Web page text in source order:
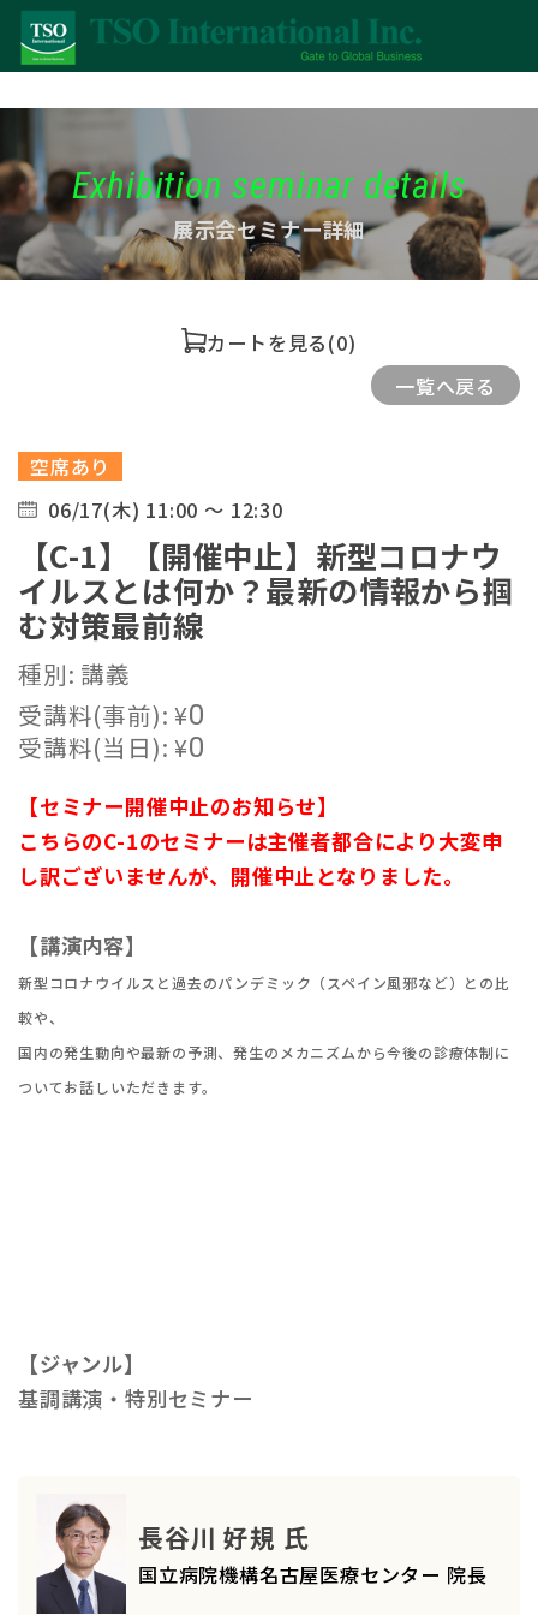
Exhibition seminar details
展示会セミナー詳細
カートを見る(0)
一覧へ戻る
空席あり
06/17(木) 11:00 ～ 12:30
【C-1】【開催中止】新型コロナウ
イルスとは何か？最新の情報から掴
む対策最前線
種別: 講義
受講料(事前):¥0
受講料(当日):¥0
【セミナー開催中止のお知らせ】
こちらのC-1のセミナーは主催者都合により大変申
し訳ございませんが、開催中止となりました。
【講演内容】
新型コロナウイルスと過去のパンデミック（スペイン風邪など）との比
較や、
国内の発生動向や最新の予測、発生のメカニズムから今後の診療体制に
ついてお話しいただきます。
【ジャンル】
基調講演・特別セミナー
長谷川 好規 氏
国立病院機構名古屋医療センター 院長